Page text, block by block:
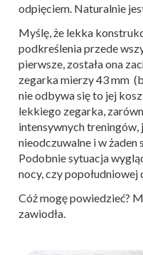
odpięciem. Naturalnie
Myślę, że lekka
podkreślenia przede
pierwsze, została ona
zegarka mierzy 43 mm
nie odbywa się to jej
lekkiego zegarka,
intensywnych
nieodczuwalne i w żaden
Podobnie sytuacja
nocy, czy popołudniowej
Cóż mogę powiedzieć?
zawiodła.